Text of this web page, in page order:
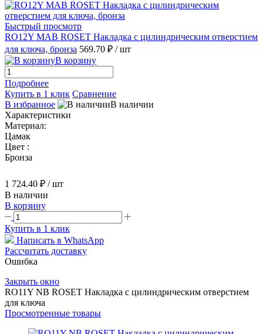
Быстрый просмотр
RO12Y MAB ROSET Накладка с цилиндрическим отверстием
для ключа, бронза 569.70 ₽ / шт
В корзину
Подробнее
Купить в 1 клик Сравнение
В избранное
В наличии
Характеристики
Материал:
Цамак
Цвет :
Бронза
1 724.40 ₽ / шт
В наличии
В корзину
Купить в 1 клик
Написать в WhatsApp
Рассчитать доставку
Ошибка
Закрыть окно
RO11Y NB ROSET Накладка с цилиндрическим отверстием
для ключа
Просмотренные товары